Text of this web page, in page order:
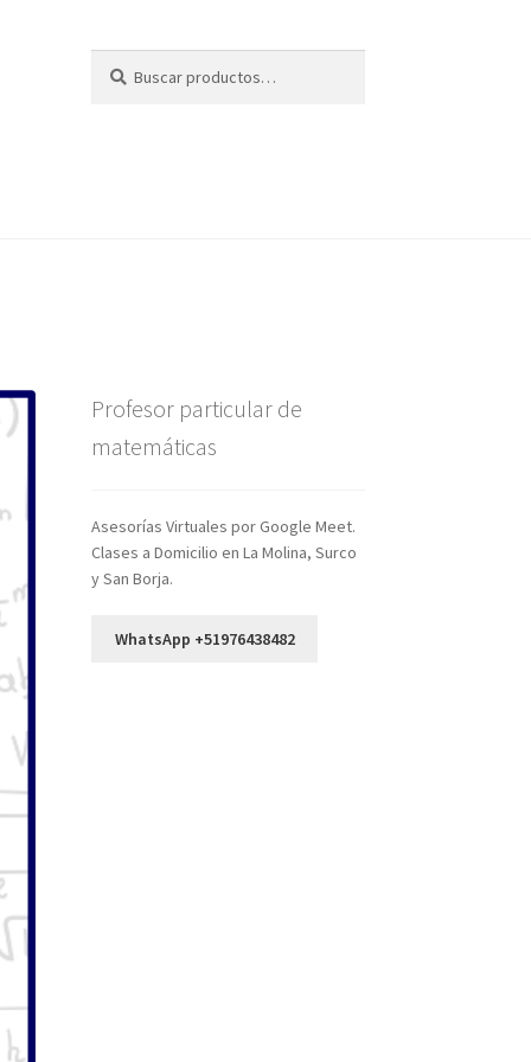
por:
Profesor particular de
matemáticas
Asesorías Virtuales por Google Meet.
Clases a Domicilio en La Molina, Surco
y San Borja.
WhatsApp +51976438482